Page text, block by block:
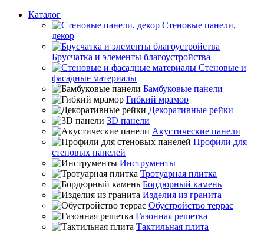
Каталог
Стеновые панели,
декор
Брусчатка и элементы благоустройства
Стеновые и
фасадные материалы
Бамбуковые панели
Гибкий мрамор
Декоративные рейки
3D панели
Акустические панели
Профили для
стеновых панелей
Инструменты
Тротуарная плитка
Бордюрный камень
Изделия из гранита
Обустройство террас
Газонная решетка
Тактильная плита